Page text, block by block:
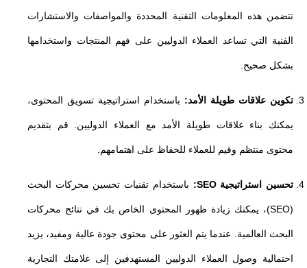
تتضمن هذه المعلومات التقنية المحددة والمواصفات والاستشارات
الفنية التي تساعد العملاء الدوليين على فهم المنتجات واستخدامها
بشكل صحيح.
تكوين علاقات طويلة الأمد: باستخدام استراتيجية تسويق المحتوى،
يمكنك بناء علاقات طويلة الأمد مع العملاء الدوليين. قم بتقديم
محتوى منتظم وقيم للعملاء للحفاظ على اهتمامهم.
تحسين استراتيجية SEO: باستخدام تقنيات تحسين محركات البحث
(SEO)، يمكنك زيادة ظهور المحتوى الخاص بك في نتائج محركات
البحث العالمية. عندما يتم العثور على محتوى جودة عالية ومفيد، يزيد
احتمالية وصول العملاء الدوليين المستهدفين إلى علامتك التجارية